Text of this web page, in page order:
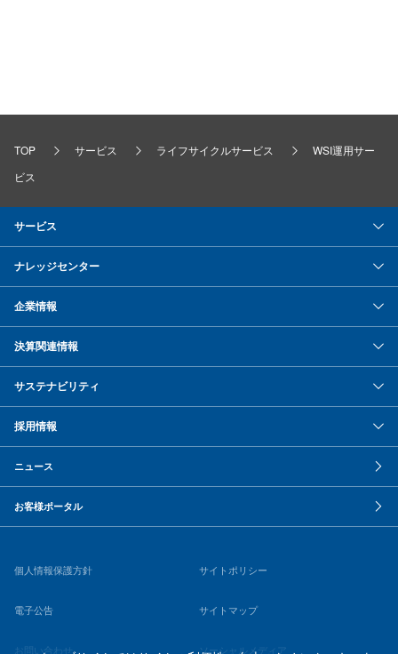
TOP サービス ライフサイクルサービス
WSI運用サー
ビス
サービス
ナレッジセンター
企業情報
決算関連情報
サステナビリティ
採用情報
ニュース
お客様ポータル
個人情報保護方針 サイトポリシー
電子公告 サイトマップ
お問い合わせ ソーシャルメディア